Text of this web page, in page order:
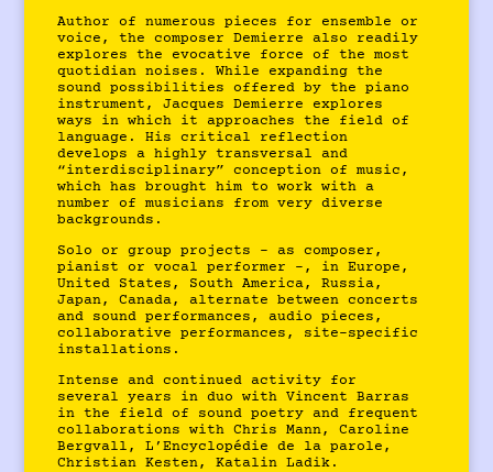
Author of numerous pieces for ensemble or
voice, the composer Demierre also readily
explores the evocative force of the most
quotidian noises. While expanding the
sound possibilities offered by the piano
instrument, Jacques Demierre explores
ways in which it approaches the field of
language. His critical reflection
develops a highly transversal and
“interdisciplinary” conception of music,
which has brought him to work with a
number of musicians from very diverse
backgrounds.
Solo or group projects – as composer,
pianist or vocal performer -, in Europe,
United States, South America, Russia,
Japan, Canada, alternate between concerts
and sound performances, audio pieces,
collaborative performances, site-specific
installations.
Intense and continued activity for
several years in duo with Vincent Barras
in the field of sound poetry and frequent
collaborations with Chris Mann, Caroline
Bergvall, L’Encyclopédie de la parole,
Christian Kesten, Katalin Ladik.